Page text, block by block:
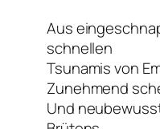
Aus
schnellen
Tsunamis von
Zunehmend
Und